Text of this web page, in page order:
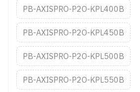
PB-AXISPRO-P2O-KPL400B
PB-AXISPRO-P2O-KPL450B
PB-AXISPRO-P2O-KPL500B
PB-AXISPRO-P2O-KPL550B